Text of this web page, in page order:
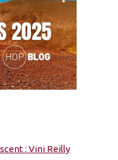
: Vini Reilly